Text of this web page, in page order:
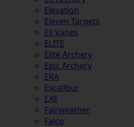
Elevation
Eleven Targets
Eli Vanes
ELITE
Elite Archery
Epic Archery
ERA
Excalibur
EXE
Fairweather
Falco